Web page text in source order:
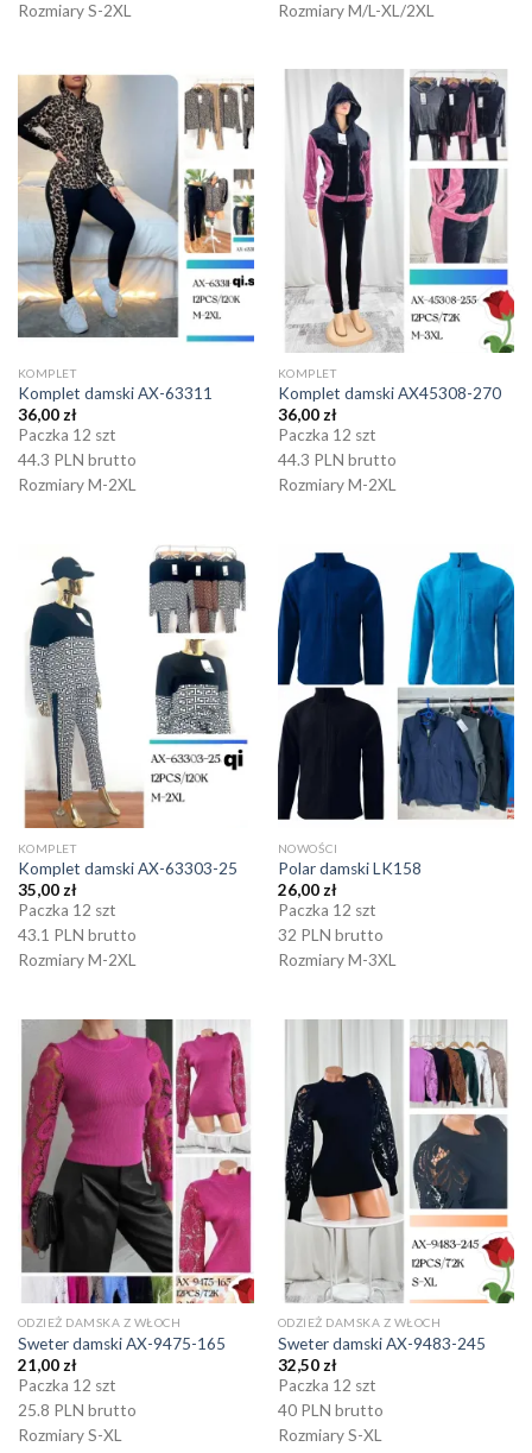
Rozmiary S-2XL Rozmiary M/L-XL/2XL
KOMPLET
Komplet damski AX-63311
36,00zł
Paczka 12 szt
44.3 PLN brutto
Rozmiary M-2XL
KOMPLET
Komplet damski AX45308-270
36,00zł
Paczka 12 szt
44.3 PLN brutto
Rozmiary M-2XL
KOMPLET
Komplet damski AX-63303-25
35,00zł
Paczka 12 szt
43.1 PLN brutto
Rozmiary M-2XL
NOWOŚCI
Polar damski LK158
26,00zł
Paczka 12 szt
32 PLN brutto
Rozmiary M-3XL
ODZIEŻ DAMSKA Z WŁOCH
Sweter damski AX-9475-165
21,00 zł
Paczka 12 szt
25.8 PLN brutto
Rozmiary S-XL
ODZIEŻ DAMSKA Z WŁOCH
Sweter damski AX-9483-245
32,50 zł
Paczka 12 szt
40 PLN brutto
Rozmiary S-XL